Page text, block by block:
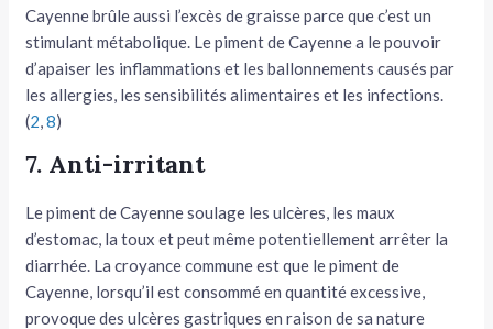
Cayenne brûle aussi l’excès de graisse parce que c’est un
stimulant métabolique. Le piment de Cayenne a le pouvoir
d’apaiser les inflammations et les ballonnements causés par
les allergies, les sensibilités alimentaires et les infections.
(2,8)
7. Anti-irritant
Le piment de Cayenne soulage les ulcères, les maux
d’estomac, la toux et peut même potentiellement arrêter la
diarrhée. La croyance commune est que le piment de
Cayenne, lorsqu’il est consommé en quantité excessive,
provoque des ulcères gastriques en raison de sa nature